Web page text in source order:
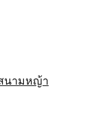
นามหญ้า